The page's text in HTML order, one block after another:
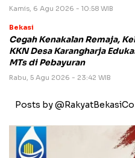
Kamis, 6 Agu 2026 - 10:58 WIB
Bekasi
Cegah Kenakalan Remaja,
KKN Desa Karangharja
MTs di Pebayuran
Rabu, 5 Agu 2026 - 23:42 WIB
Posts by